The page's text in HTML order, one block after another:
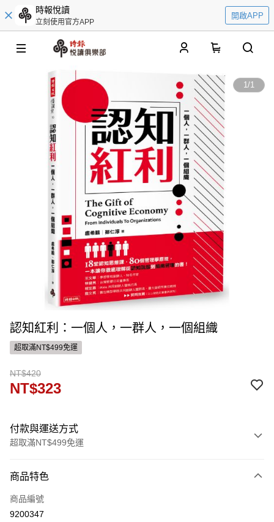
時報悅讀
立刻使用官方APP
開啟APP
1/1
認知紅利：一個人，一群人，一個組織
超取滿NT$499免運
NT$420
NT$323
付款與運送方式
超取滿NT$499免運
信用卡一次付款
ATM付款
商品特色
商品編號
9200347